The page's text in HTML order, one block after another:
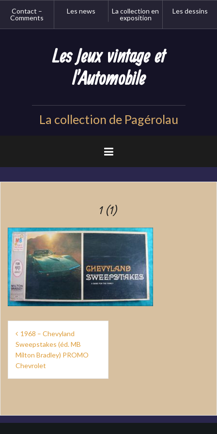
Contact –
Comments
Les news
La collection en
exposition
Les dessins
Les Jeux vintage et
l'Automobile
La collection de Pagérolau
1 (1)
Navigation
de
l’article
1968 – Chevyland
Sweepstakes (éd. MB
Milton Bradley) PROMO
Chevrolet